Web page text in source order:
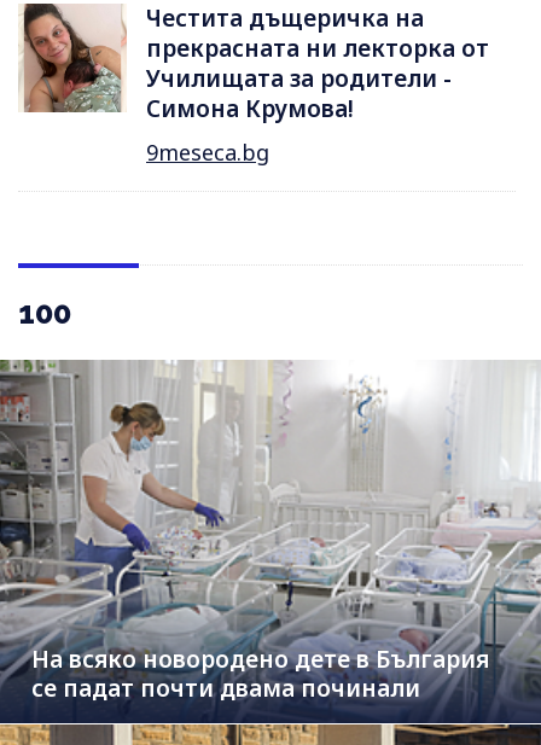
Честита дъщеричка на
прекрасната ни лекторка от
Училищата за родители -
Симона Крумова!
9meseca.bg
100
На всяко новородено дете в България
се падат почти двама починали